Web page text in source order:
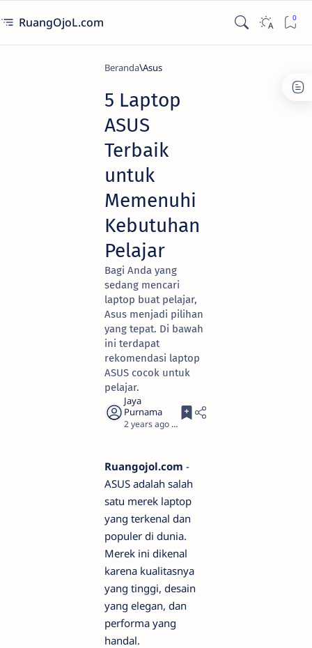
RuangOjoL.com
Beranda Asus
5 Laptop
ASUS
Terbaik
untuk
Memenuhi
Kebutuhan
Pelajar
Bagi Anda yang
sedang mencari
laptop buat pelajar,
Asus menjadi pilihan
yang tepat. Di bawah
ini terdapat
rekomendasi laptop
ASUS cocok untuk
pelajar.
2 years ago 4
Ruangojol.com -
ASUS adalah salah
satu merek laptop
yang terkenal dan
populer di dunia.
Merek ini dikenal
karena kualitasnya
yang tinggi, desain
yang elegan, dan
performa yang
handal.